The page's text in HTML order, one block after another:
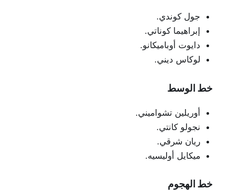
جول كوندي.
إبراهيما كوناتي.
دايوت أوباميكانو.
لوكاس ديني.
خط الوسط
أوريلين تشواميني.
نجولو كانتي.
ريان شرقي.
ميكايل أوليسيه.
خط الهجوم